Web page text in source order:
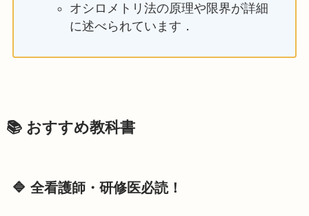
オシロメトリ法の原理や限界が詳細
に述べられています．
📚 おすすめ教科書
🔷 全看護師・研修医必読！